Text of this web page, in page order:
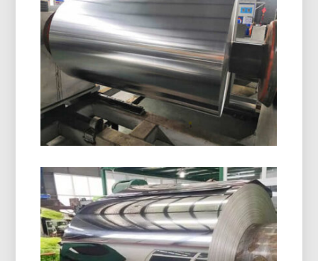
Découvrez le papier d'aluminium pour emballage
blister pharmaceutique avec une humidité
supérieure, oxygène, et protection contre la
lumière. Idéal pour sécuriser, écurie, et un
emballage de médicament conforme.
8021 Feuille D'aluminium De
Formage À Froid
8021 Le papier d'aluminium formé à froid est
conçu pour les emballages blister exigeants.,